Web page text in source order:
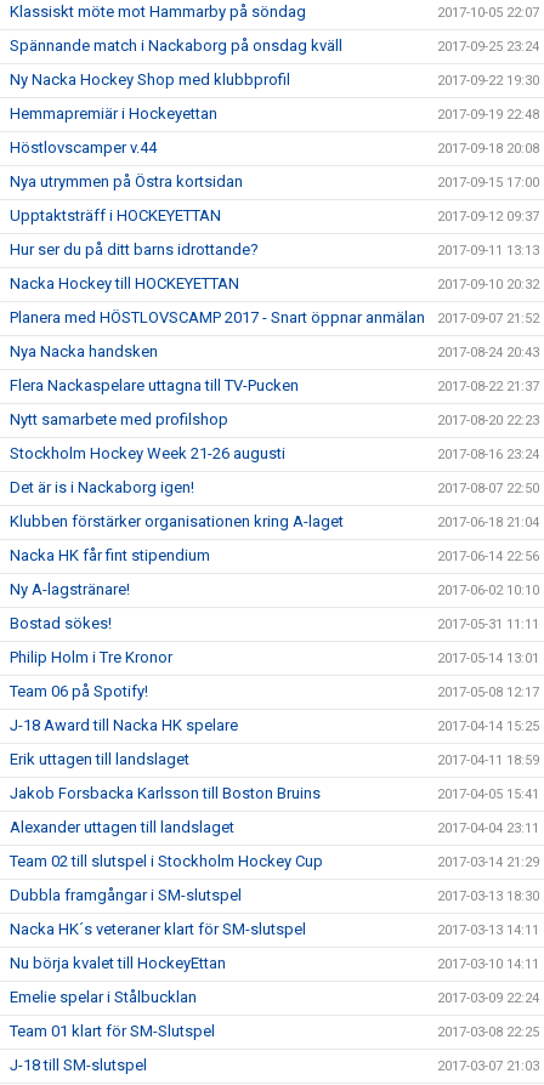
Klassiskt möte mot Hammarby på söndag 2017-10-05 22:07
Spännande match i Nackaborg på onsdag kväll 2017-09-25 23:24
Ny Nacka Hockey Shop med klubbprofil 2017-09-22 19:30
Hemmapremiär i Hockeyettan 2017-09-19 22:48
Höstlovscamper v.44 2017-09-18 20:08
Nya utrymmen på Östra kortsidan 2017-09-15 17:00
Upptaktsträff i HOCKEYETTAN 2017-09-12 09:37
Hur ser du på ditt barns idrottande? 2017-09-11 13:13
Nacka Hockey till HOCKEYETTAN 2017-09-10 20:32
Planera med HÖSTLOVSCAMP 2017 - Snart öppnar anmälan 2017-09-07 21:52
Nya Nacka handsken 2017-08-24 20:43
Flera Nackaspelare uttagna till TV-Pucken 2017-08-22 21:37
Nytt samarbete med profilshop 2017-08-20 22:23
Stockholm Hockey Week 21-26 augusti 2017-08-16 23:24
Det är is i Nackaborg igen! 2017-08-07 22:50
Klubben förstärker organisationen kring A-laget 2017-06-18 21:04
Nacka HK får fint stipendium 2017-06-14 22:56
Ny A-lagstränare! 2017-06-02 10:10
Bostad sökes! 2017-05-31 11:11
Philip Holm i Tre Kronor 2017-05-14 13:01
Team 06 på Spotify! 2017-05-08 12:17
J-18 Award till Nacka HK spelare 2017-04-14 15:25
Erik uttagen till landslaget 2017-04-11 18:59
Jakob Forsbacka Karlsson till Boston Bruins 2017-04-05 15:41
Alexander uttagen till landslaget 2017-04-04 23:11
Team 02 till slutspel i Stockholm Hockey Cup 2017-03-14 21:29
Dubbla framgångar i SM-slutspel 2017-03-13 18:30
Nacka HK´s veteraner klart för SM-slutspel 2017-03-13 14:11
Nu börja kvalet till HockeyEttan 2017-03-10 14:11
Emelie spelar i Stålbucklan 2017-03-09 22:24
Team 01 klart för SM-Slutspel 2017-03-08 22:25
J-18 till SM-slutspel 2017-03-07 21:03